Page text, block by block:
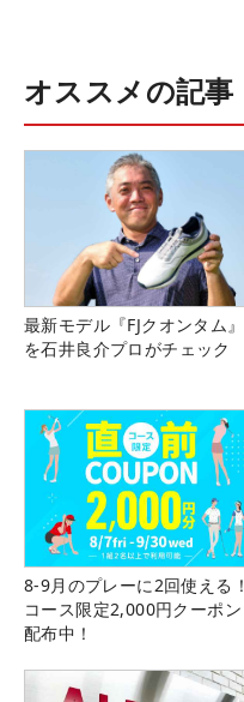
オススメの記事
最新モデル『FJクオンタム』
を石井良介プロがチェック
8-9月のプレーに2回使える！
コース限定2,000円クーポン
配布中！